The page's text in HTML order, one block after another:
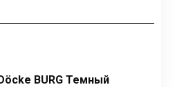
BURG Темный